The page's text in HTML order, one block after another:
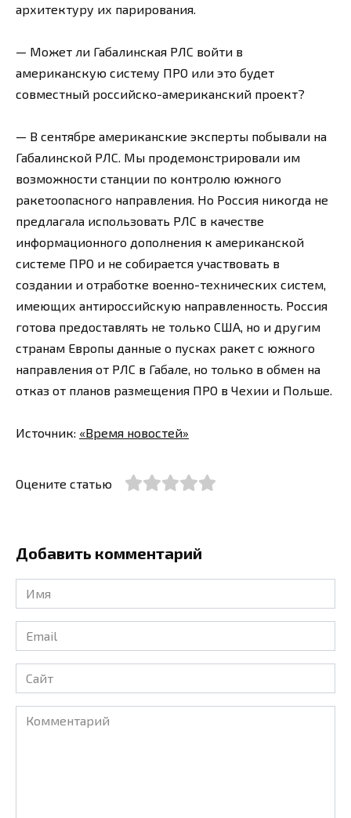
архитектуру их парирования.
— Может ли Габалинская РЛС войти в
американскую систему ПРО или это будет
совместный российско-американский проект?
— В сентябре американские эксперты побывали на
Габалинской РЛС. Мы продемонстрировали им
возможности станции по контролю южного
ракетоопасного направления. Но Россия никогда не
предлагала использовать РЛС в качестве
информационного дополнения к американской
системе ПРО и не собирается участвовать в
создании и отработке военно-технических систем,
имеющих антироссийскую направленность. Россия
готова предоставлять не только США, но и другим
странам Европы данные о пусках ракет с южного
направления от РЛС в Габале, но только в обмен на
отказ от планов размещения ПРО в Чехии и Польше.
Источник: «Время новостей»
Оцените статью
Добавить комментарий
Имя
*
Email
*
Сайт
Комментарий